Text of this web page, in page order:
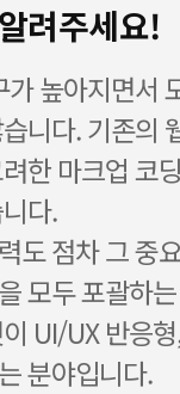
려주세요!
높아지면서
니다. 기존의
한 마크업 코
다.
도 점차 그 중
모두 포괄하
UI/UX 반응
분야입니다.